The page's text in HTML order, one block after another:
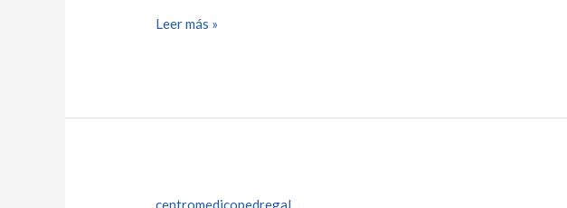
Leer más »
centromedicopedregal